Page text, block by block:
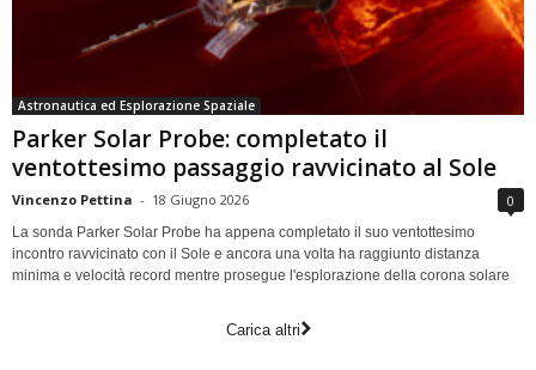
Astronautica ed Esplorazione Spaziale
Parker Solar Probe: completato il
ventottesimo passaggio ravvicinato al Sole
Vincenzo Pettina - 18 Giugno 2026 0
La sonda Parker Solar Probe ha appena completato il suo ventottesimo
incontro ravvicinato con il Sole e ancora una volta ha raggiunto distanza
minima e velocità record mentre prosegue l'esplorazione della corona solare
Carica altri